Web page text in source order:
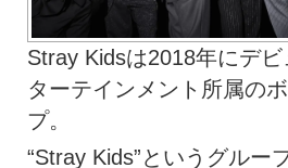
Stray Kidsは2018年にデ
ターテインメント所属の
プ。
“Stray Kids”というグルー